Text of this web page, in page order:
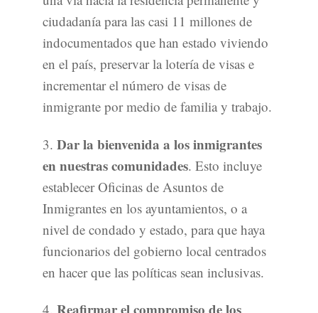
ciudadanía para las casi 11 millones de
indocumentados que han estado viviendo
en el país, preservar la lotería de visas e
incrementar el número de visas de
inmigrante por medio de familia y trabajo.
3. Dar la bienvenida a los inmigrantes
en nuestras comunidades. Esto incluye
establecer Oficinas de Asuntos de
Inmigrantes en los ayuntamientos, o a
nivel de condado y estado, para que haya
funcionarios del gobierno local centrados
en hacer que las políticas sean inclusivas.
4.